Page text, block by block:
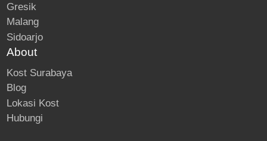
Gresik
Malang
Sidoarjo
About
Kost Surabaya
Blog
Lokasi Kost
Hubungi